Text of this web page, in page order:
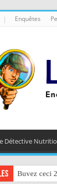
Enquêtes
Détective
Buvez ceci